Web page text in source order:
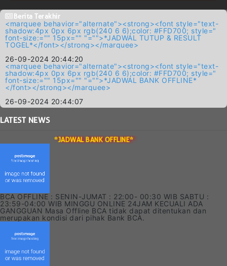
Berita Terakhir
<marquee behavior="alternate"><strong><font style="text-
shadow:4px 0px 6px rgb(240 6 6);color: #FFD700; style="
font-size:="" 15px="" "="">*JADWAL TUTUP & RESULT
TOGEL*</font></strong></marquee>
26-09-2024 20:44:20
<marquee behavior="alternate"><strong><font style="text-
shadow:4px 0px 6px rgb(240 6 6);color: #FFD700; style="
font-size:="" 15px="" "="">*JADWAL BANK OFFLINE*
</font></strong></marquee>
26-09-2024 20:44:07
LATESTNEWS
*JADWAL BANK OFFLINE*
BCA OFFLINE : SENIN-JUMAT : 22:00- 00:30 WIB SABTU :
23:59-04:00 WIB MINGGU ONLINE 24JAM KECUALI ADA
GANGGUAN Masa Offline BCA tidak dapat ditentukan dan
merupakan kondisi dari pihak Bank BCA.